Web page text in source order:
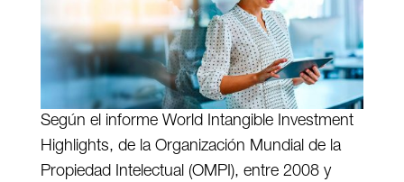
Según el informe World Intangible Investment
Highlights, de la Organización Mundial de la
Propiedad Intelectual (OMPI), entre 2008 y